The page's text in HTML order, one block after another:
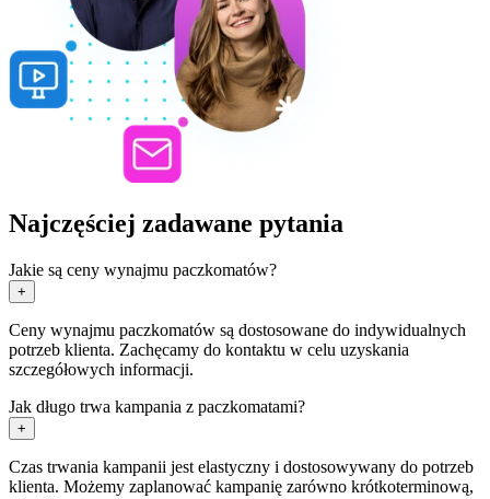
Najczęściej zadawane pytania
Jakie są ceny wynajmu paczkomatów?
+
Ceny wynajmu paczkomatów są dostosowane do indywidualnych
potrzeb klienta. Zachęcamy do kontaktu w celu uzyskania
szczegółowych informacji.
Jak długo trwa kampania z paczkomatami?
+
Czas trwania kampanii jest elastyczny i dostosowywany do potrzeb
klienta. Możemy zaplanować kampanię zarówno krótkoterminową,